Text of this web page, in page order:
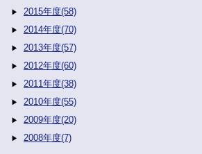
2015年度(58)
2014年度(70)
2013年度(57)
2012年度(60)
2011年度(38)
2010年度(55)
2009年度(20)
2008年度(7)